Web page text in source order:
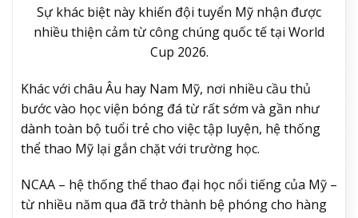
Sự khác biệt này khiến đội tuyển Mỹ nhận được
nhiều thiện cảm từ công chúng quốc tế tại World
Cup 2026.
Khác với châu Âu hay Nam Mỹ, nơi nhiều cầu thủ
bước vào học viện bóng đá từ rất sớm và gần như
dành toàn bộ tuổi trẻ cho việc tập luyện, hệ thống
thể thao Mỹ lại gắn chặt với trường học.
NCAA – hệ thống thể thao đại học nổi tiếng của Mỹ –
từ nhiều năm qua đã trở thành bệ phóng cho hàng